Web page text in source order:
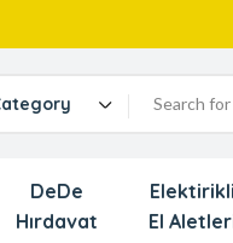
DeDe
Hırdavat
Elektirikli
El